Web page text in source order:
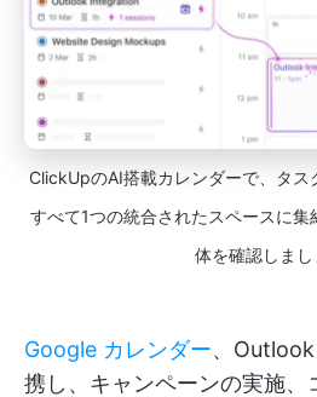
ClickUpのAI搭載カレンダーで、タス
すべて1つの統合されたスペースに
体を確認しまし
Google カレンダー、
携し、キャンペーンの実施、